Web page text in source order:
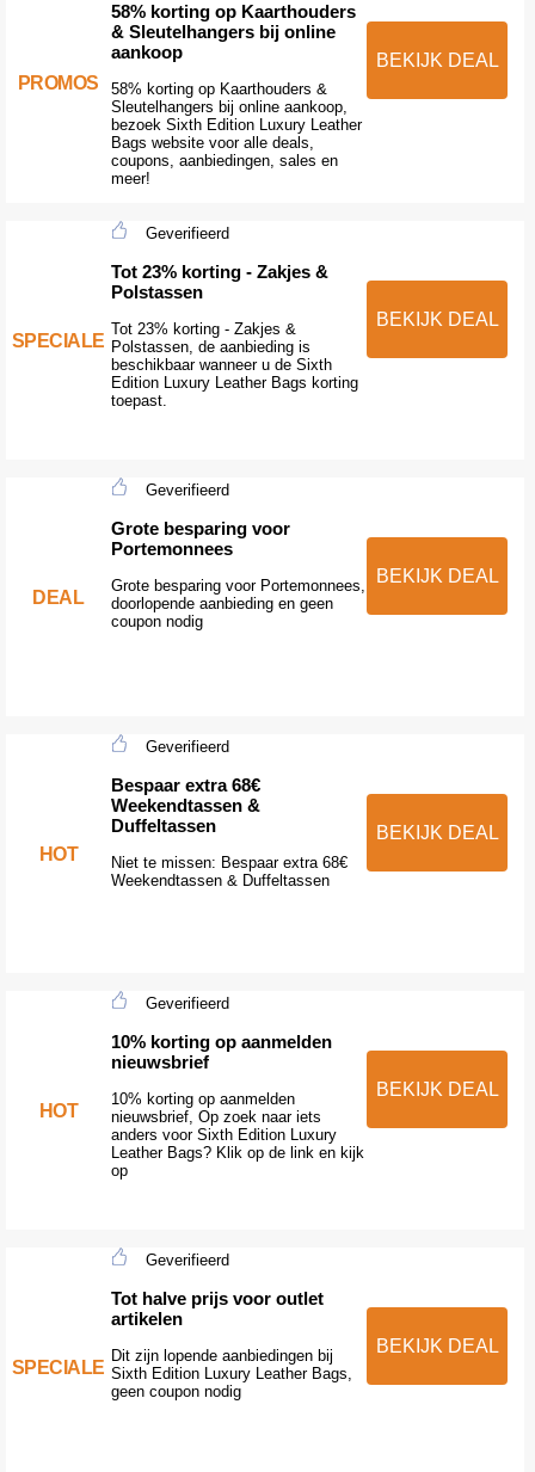
PROMOS
58% korting op Kaarthouders
& Sleutelhangers bij online
aankoop
58% korting op Kaarthouders &
Sleutelhangers bij online aankoop,
bezoek Sixth Edition Luxury Leather
Bags website voor alle deals,
coupons, aanbiedingen, sales en
meer!
BEKIJK DEAL
SPECIALE
Geverifieerd
Tot 23% korting - Zakjes &
Polstassen
Tot 23% korting - Zakjes &
Polstassen, de aanbieding is
beschikbaar wanneer u de Sixth
Edition Luxury Leather Bags korting
toepast.
BEKIJK DEAL
DEAL
Geverifieerd
Grote besparing voor
Portemonnees
Grote besparing voor Portemonnees,
doorlopende aanbieding en geen
coupon nodig
BEKIJK DEAL
HOT
Geverifieerd
Bespaar extra 68€
Weekendtassen &
Duffeltassen
Niet te missen: Bespaar extra 68€
Weekendtassen & Duffeltassen
BEKIJK DEAL
HOT
Geverifieerd
10% korting op aanmelden
nieuwsbrief
10% korting op aanmelden
nieuwsbrief, Op zoek naar iets
anders voor Sixth Edition Luxury
Leather Bags? Klik op de link en kijk
op
BEKIJK DEAL
SPECIALE
Geverifieerd
Tot halve prijs voor outlet
artikelen
Dit zijn lopende aanbiedingen bij
Sixth Edition Luxury Leather Bags,
geen coupon nodig
BEKIJK DEAL